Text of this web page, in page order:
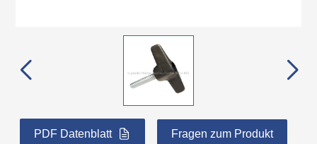
PDF Datenblatt Fragen zum Produkt